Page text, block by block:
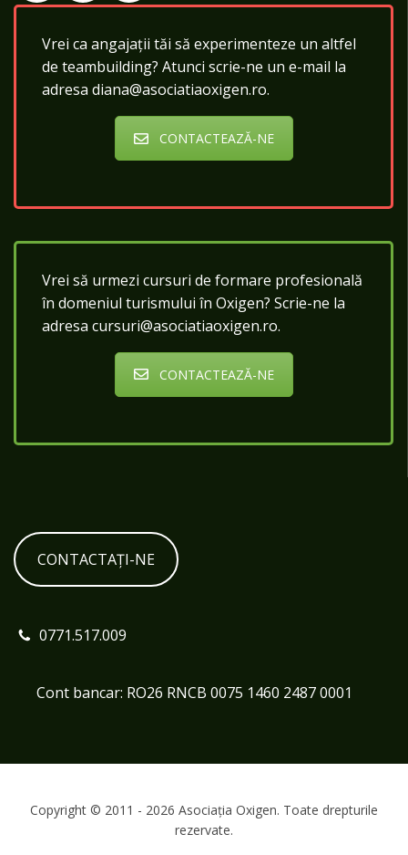
Vrei ca angajații tăi să experimenteze un altfel
de teambuilding? Atunci scrie-ne un e-mail la
adresa diana@asociatiaoxigen.ro.
CONTACTEAZĂ-NE
Vrei să urmezi cursuri de formare profesională
în domeniul turismului în Oxigen? Scrie-ne la
adresa cursuri@asociatiaoxigen.ro.
CONTACTEAZĂ-NE
CONTACTAȚI-NE
0771.517.009
Cont bancar: RO26 RNCB 0075 1460 2487 0001
Copyright © 2011 - 2026 Asociația Oxigen. Toate drepturile
rezervate.